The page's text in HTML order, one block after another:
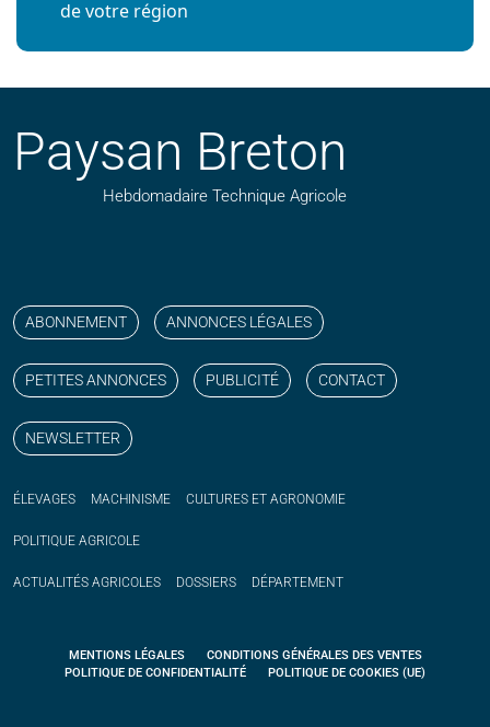
de votre région
Paysan Breton
Hebdomadaire Technique Agricole
ABONNEMENT ANNONCES LÉGALES
PETITES ANNONCES PUBLICITÉ CONTACT
NEWSLETTER
ÉLEVAGES MACHINISME CULTURES ET AGRONOMIE
POLITIQUE AGRICOLE
ACTUALITÉS AGRICOLES DOSSIERS DÉPARTEMENT
MENTIONS LÉGALES
CONDITIONS GÉNÉRALES DES VENTES
POLITIQUE DE CONFIDENTIALITÉ
POLITIQUE DE COOKIES (UE)